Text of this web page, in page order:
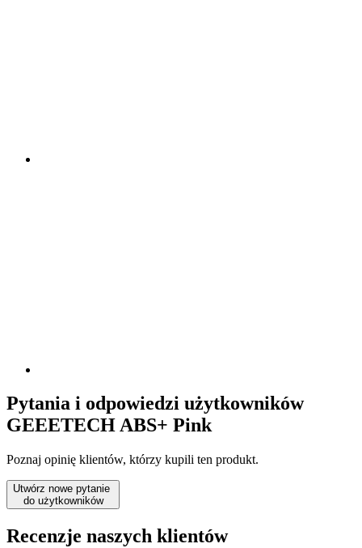
Pytania i odpowiedzi użytkowników
GEEETECH ABS+ Pink
Poznaj opinię klientów, którzy kupili ten produkt.
Utwórz nowe pytanie
do użytkowników
Recenzje naszych klientów